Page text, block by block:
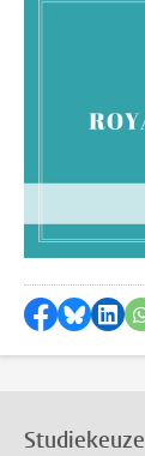
Delen op
Delen
Studiekeuze